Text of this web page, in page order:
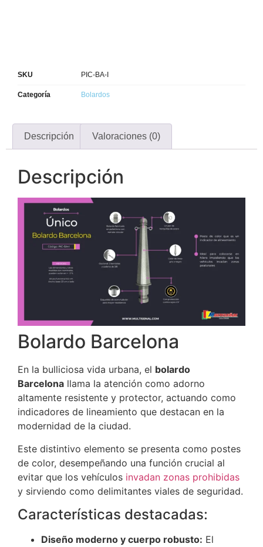
SKU PIC-BA-I
Categoría Bolardos
Descripción Valoraciones (0)
Descripción
Bolardo Barcelona
En la bulliciosa vida urbana, el bolardo
Barcelona llama la atención como adorno
altamente resistente y protector, actuando como
indicadores de lineamiento que destacan en la
modernidad de la ciudad.
Este distintivo elemento se presenta como postes
de color, desempeñando una función crucial al
evitar que los vehículos invadan zonas prohibidas
y sirviendo como delimitantes viales de seguridad.
Características destacadas:
Diseño moderno y cuerpo robusto: El